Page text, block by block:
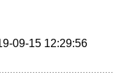
09-15 12:29:56